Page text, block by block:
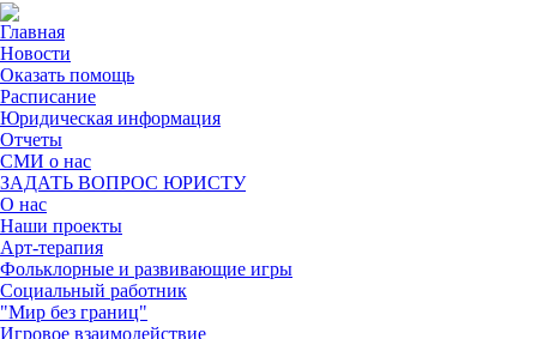
Главная
Новости
Оказать помощь
Расписание
Юридическая информация
Отчеты
СМИ о нас
ЗАДАТЬ ВОПРОС ЮРИСТУ
О нас
Наши проекты
Арт-терапия
Фольклорные и развивающие игры
Социальный работник
"Мир без границ"
Игровое взаимодействие